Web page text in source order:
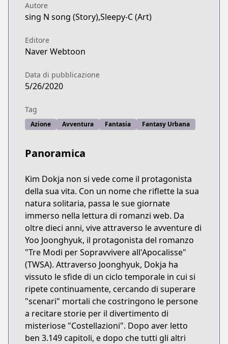
Autore
sing N song (Story),Sleepy-C (Art)
Editore
Naver Webtoon
Data di pubblicazione
5/26/2020
Tag
Azione Avventura Fantasia Fantasy Urbana
Panoramica
Kim Dokja non si vede come il protagonista
della sua vita. Con un nome che riflette la sua
natura solitaria, passa le sue giornate
immerso nella lettura di romanzi web. Da
oltre dieci anni, vive attraverso le avventure di
Yoo Joonghyuk, il protagonista del romanzo
"Tre Modi per Sopravvivere all'Apocalisse"
(TWSA). Attraverso Joonghyuk, Dokja ha
vissuto le sfide di un ciclo temporale in cui si
ripete continuamente, cercando di superare
"scenari" mortali che costringono le persone
a recitare storie per il divertimento di
misteriose "Costellazioni". Dopo aver letto
ben 3.149 capitoli, e dopo che tutti gli altri